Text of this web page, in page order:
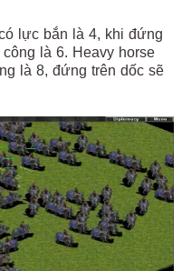
lực bắn là 4, khi đứng
là 6. Heavy horse
là 8, đứng trên dốc sẽ